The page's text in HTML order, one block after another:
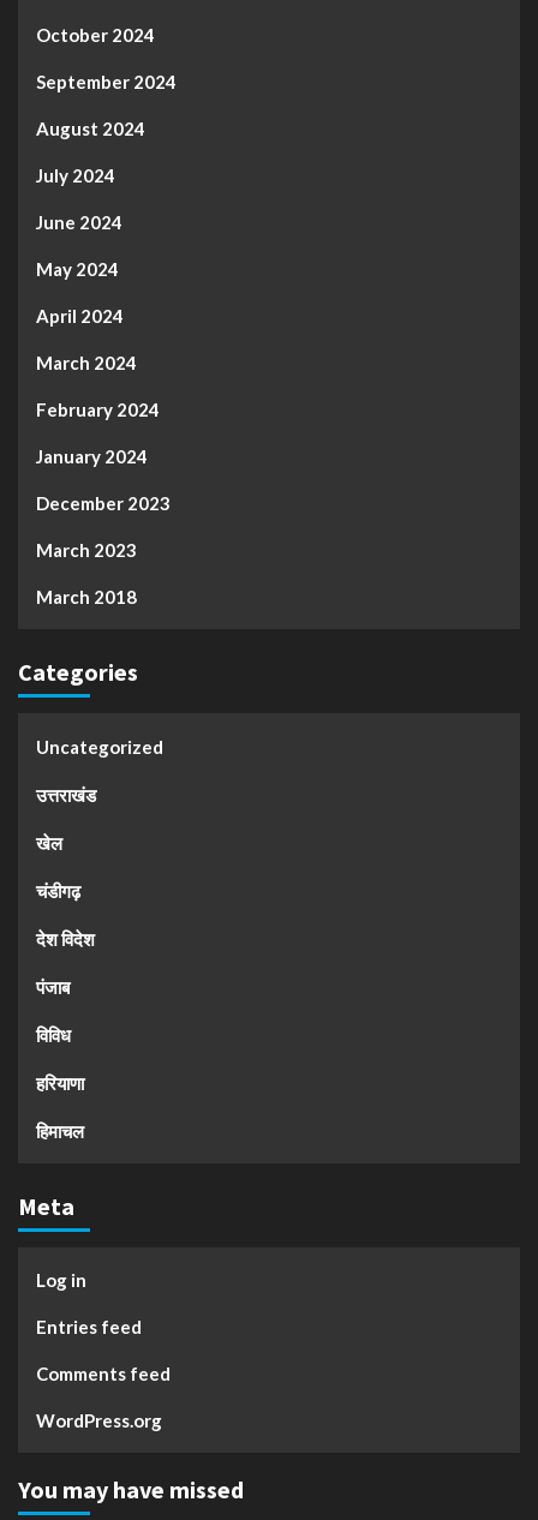
October 2024
September 2024
August 2024
July 2024
June 2024
May 2024
April 2024
March 2024
February 2024
January 2024
December 2023
March 2023
March 2018
Categories
Uncategorized
उत्तराखंड
खेल
चंडीगढ़
देश विदेश
पंजाब
विविध
हरियाणा
हिमाचल
Meta
Log in
Entries feed
Comments feed
WordPress.org
You may have missed